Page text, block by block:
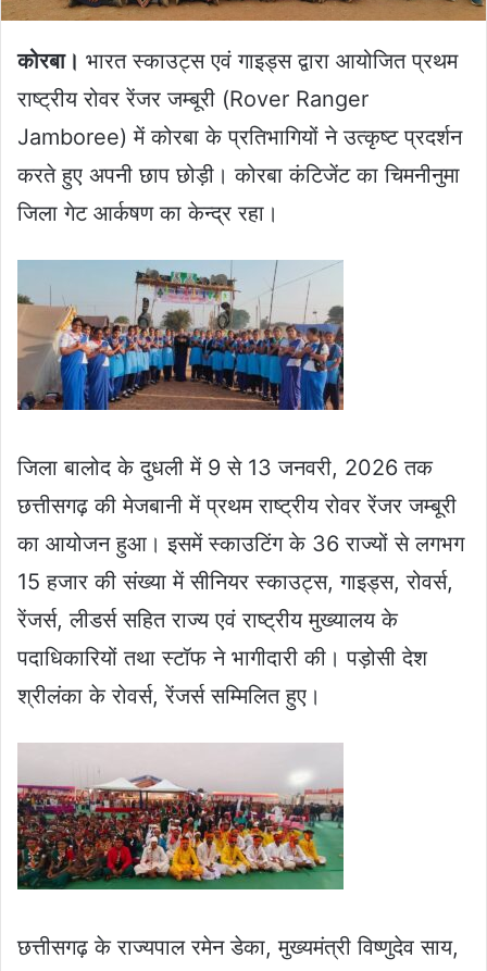
कोरबा। भारत स्काउट्स एवं गाइड्स द्वारा आयोजित प्रथम
राष्ट्रीय रोवर रेंजर जम्बूरी (Rover Ranger
Jamboree) में कोरबा के प्रतिभागियों ने उत्कृष्ट प्रदर्शन
करते हुए अपनी छाप छोड़ी। कोरबा कंटिजेंट का चिमनीनुमा
जिला गेट आर्कषण का केन्द्र रहा।
जिला बालोद के दुधली में 9 से 13 जनवरी, 2026 तक
छत्तीसगढ़ की मेजबानी में प्रथम राष्ट्रीय रोवर रेंजर जम्बूरी
का आयोजन हुआ। इसमें स्काउटिंग के 36 राज्यों से लगभग
15 हजार की संख्या में सीनियर स्काउट्स, गाइड्स, रोवर्स,
रेंजर्स, लीडर्स सहित राज्य एवं राष्ट्रीय मुख्यालय के
पदाधिकारियों तथा स्टॉफ ने भागीदारी की। पड़ोसी देश
श्रीलंका के रोवर्स, रेंजर्स सम्मिलित हुए।
छत्तीसगढ़ के राज्यपाल रमेन डेका, मुख्यमंत्री विष्णुदेव साय,